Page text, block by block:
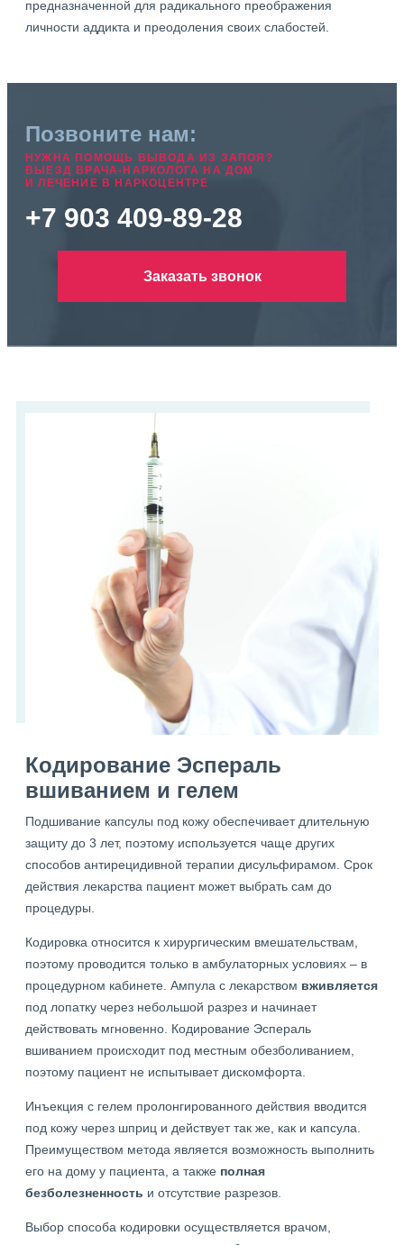
предназначенной для радикального преображения
личности аддикта и преодоления своих слабостей.
Позвоните нам:
НУЖНА ПОМОЩЬ ВЫВОДА ИЗ ЗАПОЯ?
ВЫЕЗД ВРАЧА-НАРКОЛОГА НА ДОМ
И ЛЕЧЕНИЕ В НАРКОЦЕНТРЕ
+7 903 409-89-28
Заказать звонок
Кодирование Эспераль
вшиванием и гелем
Подшивание капсулы под кожу обеспечивает длительную
защиту до 3 лет, поэтому используется чаще других
способов антирецидивной терапии дисульфирамом. Срок
действия лекарства пациент может выбрать сам до
процедуры.
Кодировка относится к хирургическим вмешательствам,
поэтому проводится только в амбулаторных условиях – в
процедурном кабинете. Ампула с лекарством вживляется
под лопатку через небольшой разрез и начинает
действовать мгновенно. Кодирование Эспераль
вшиванием происходит под местным обезболиванием,
поэтому пациент не испытывает дискомфорта.
Инъекция с гелем пролонгированного действия вводится
под кожу через шприц и действует так же, как и капсула.
Преимуществом метода является возможность выполнить
его на дому у пациента, а также полная
безболезненность и отсутствие разрезов.
Выбор способа кодировки осуществляется врачом,